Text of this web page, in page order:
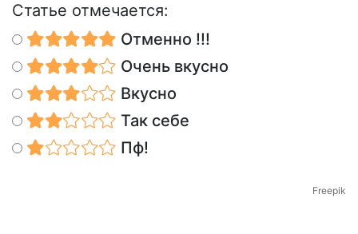
Статье отмечается:
Отменно !!!
Очень вкусно
Вкусно
Так себе
Пф!
Freepik